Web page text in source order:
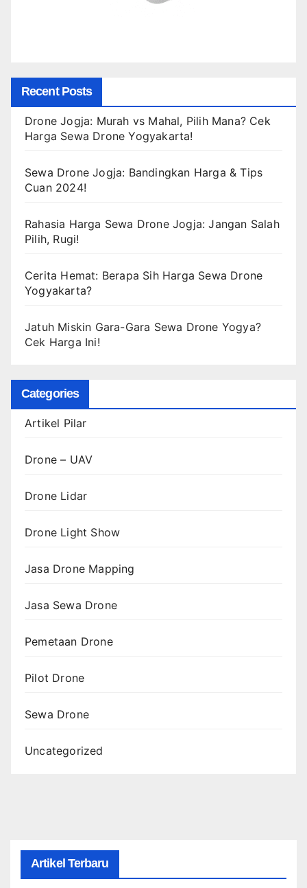
Recent Posts
Drone Jogja: Murah vs Mahal, Pilih Mana? Cek
Harga Sewa Drone Yogyakarta!
Sewa Drone Jogja: Bandingkan Harga & Tips
Cuan 2024!
Rahasia Harga Sewa Drone Jogja: Jangan Salah
Pilih, Rugi!
Cerita Hemat: Berapa Sih Harga Sewa Drone
Yogyakarta?
Jatuh Miskin Gara-Gara Sewa Drone Yogya?
Cek Harga Ini!
Categories
Artikel Pilar
Drone – UAV
Drone Lidar
Drone Light Show
Jasa Drone Mapping
Jasa Sewa Drone
Pemetaan Drone
Pilot Drone
Sewa Drone
Uncategorized
Artikel Terbaru